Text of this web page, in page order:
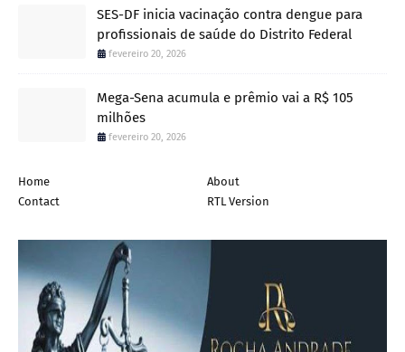
SES-DF inicia vacinação contra dengue para
profissionais de saúde do Distrito Federal
fevereiro 20, 2026
Mega-Sena acumula e prêmio vai a R$ 105
milhões
fevereiro 20, 2026
Home
About
Contact
RTL Version